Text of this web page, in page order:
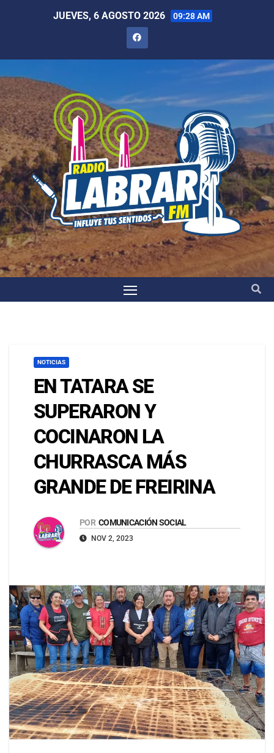
JUEVES, 6 AGOSTO 2026 09:28 AM
NOTICIAS
EN TATARA SE
SUPERARON Y
COCINARON LA
CHURRASCA MÁS
GRANDE DE FREIRINA
POR COMUNICACIÓN SOCIAL
NOV 2, 2023